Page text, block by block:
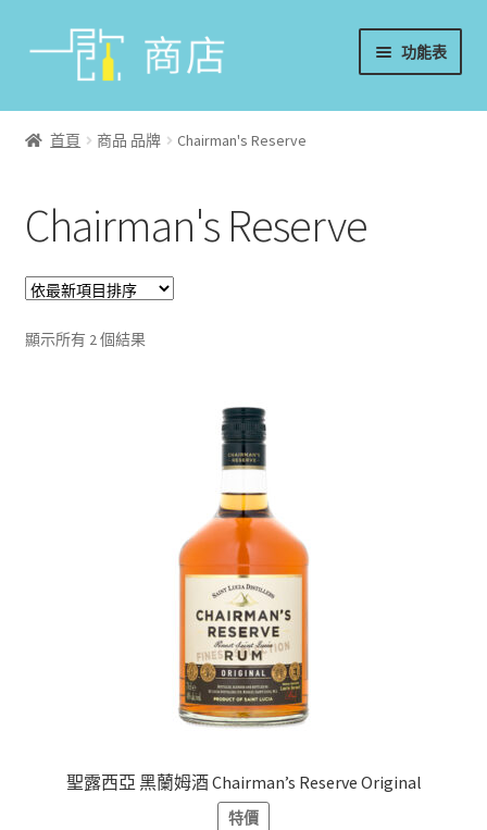
功能表
首頁
香檳/氣泡酒
威士忌
烈酒/利口酒/調酒
首頁 商品 品牌 Chairman's Reserve
Chairman's Reserve
顯示所有 2 個結果
聖露西亞 黑蘭姆酒 Chairman’s Reserve Original
特價